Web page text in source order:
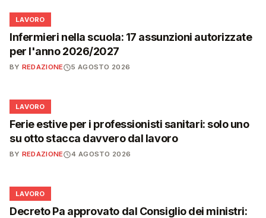
💼
LAVORO
Infermieri nella scuola: 17 assunzioni autorizzate
per l'anno 2026/2027
BY REDAZIONE 5 AGOSTO 2026
💼
LAVORO
Ferie estive per i professionisti sanitari: solo uno
su otto stacca davvero dal lavoro
BY REDAZIONE 4 AGOSTO 2026
💼
LAVORO
Decreto Pa approvato dal Consiglio dei ministri: